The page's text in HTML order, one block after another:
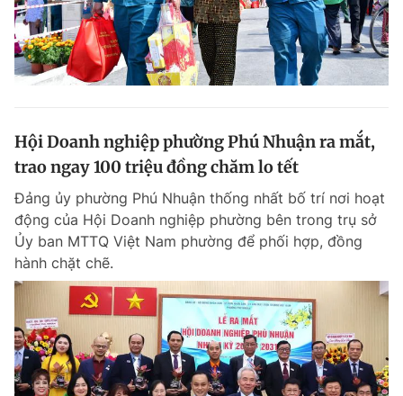
Hội Doanh nghiệp phường Phú Nhuận ra mắt,
trao ngay 100 triệu đồng chăm lo tết
Đảng ủy phường Phú Nhuận thống nhất bố trí nơi hoạt
động của Hội Doanh nghiệp phường bên trong trụ sở
Ủy ban MTTQ Việt Nam phường để phối hợp, đồng
hành chặt chẽ.